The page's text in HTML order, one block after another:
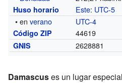
Huso horario Este: UTC-5
• enverano UTC-4
Código ZIP 44619
GNIS 2628881
Damascuses un lugar